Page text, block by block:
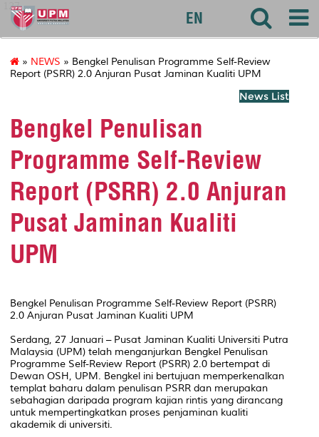
127
EN
» NEWS » Bengkel Penulisan Programme Self-Review
Report (PSRR) 2.0 Anjuran Pusat Jaminan Kualiti UPM
News List
Bengkel Penulisan
Programme Self-Review
Report (PSRR) 2.0 Anjuran
Pusat Jaminan Kualiti
UPM
Bengkel Penulisan Programme Self-Review Report (PSRR)
2.0 Anjuran Pusat Jaminan Kualiti UPM
Serdang, 27 Januari – Pusat Jaminan Kualiti Universiti Putra
Malaysia (UPM) telah menganjurkan Bengkel Penulisan
Programme Self-Review Report (PSRR) 2.0 bertempat di
Dewan OSH, UPM. Bengkel ini bertujuan memperkenalkan
templat baharu dalam penulisan PSRR dan merupakan
sebahagian daripada program kajian rintis yang dirancang
untuk mempertingkatkan proses penjaminan kualiti
akademik di universiti.